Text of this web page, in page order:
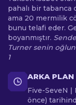
pahalı bir tabanca
ama 20 mermilik
bunu telafi eder.
boyanmıştır.
Turner senin
1
ARKA PLAN
Five-SeveN |
önce)